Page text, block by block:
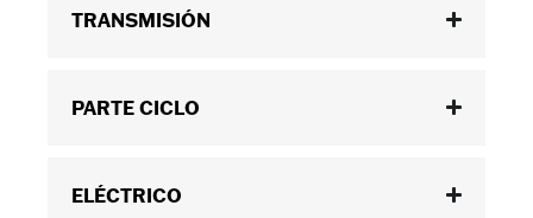
TRANSMISIÓN
PARTE CICLO
ELÉCTRICO